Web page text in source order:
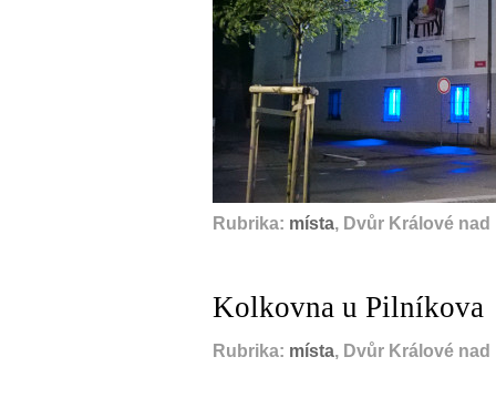
Rubrika: místa, Dvůr Králové nad
Kolkovna u Pilníkova
Rubrika: místa, Dvůr Králové nad